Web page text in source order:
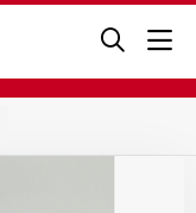
naar
de